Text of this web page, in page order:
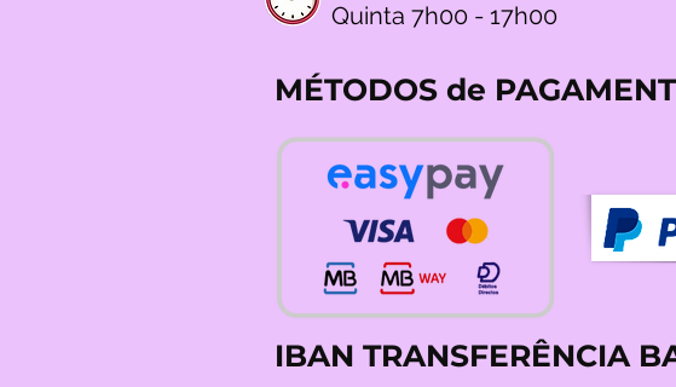
Quinta 7h00 - 17h00
MÉTODOS de
IBAN TRANSFERÊNCIA